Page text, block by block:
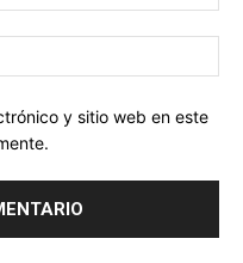
y sitio web en este